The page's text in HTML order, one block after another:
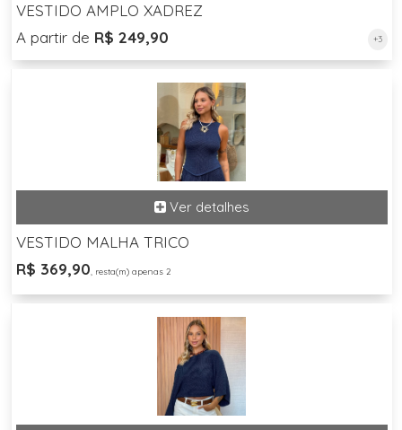
VESTIDO AMPLO XADREZ
A partir de R$ 249,90 +3
VESTIDO MALHA TRICO
R$ 369,90, resta(m) apenas 2